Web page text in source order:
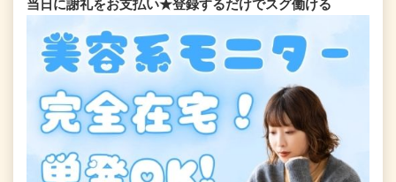
当日に謝礼をお支払い★登録するだけでスグ働ける